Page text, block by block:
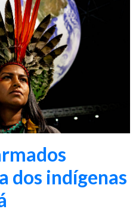
dos indígenas